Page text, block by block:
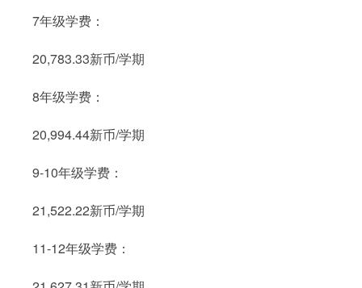
7年级学费：
20,783.33新币/学期
8年级学费：
20,994.44新币/学期
9-10年级学费：
21,522.22新币/学期
11-12年级学费：